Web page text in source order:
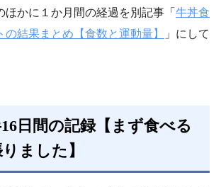
ほかに１か月間の経過を別記事「 牛丼食
結果まとめ【食数と運動量】
」にして
日間の記録【まず食べる
ました】